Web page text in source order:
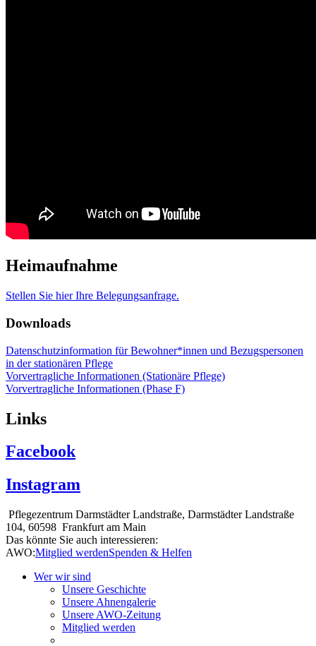
Heimaufnahme
Stellen Sie hier Ihre Belegungsanfrage.
Downloads
Datenschutzinformation für Bewohner*innen und Bezugspersonen
in der stationären Pflege
Vorvertragliche Informationen (Stationäre Pflege)
Vorvertragliche Informationen (Phase F)
Links
Facebook
Instagram
Pflegezentrum Darmstädter Landstraße, Darmstädter Landstraße
104, 60598 Frankfurt am Main
Das könnte Sie auch interessieren:
AWO:Mitglied werdenSpenden & Helfen
Wer wir sind
Unsere Geschichte
Unsere Ahnengalerie
Unsere AWO-Zeitung
Mitglied werden